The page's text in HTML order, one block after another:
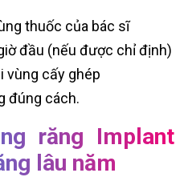
thuốc của bác sĩ
đầu (nếu được chỉ định)
vùng cấy ghép
đúng cách.
răng Implant
lâu năm